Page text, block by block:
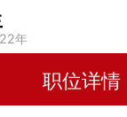
年
职位详情